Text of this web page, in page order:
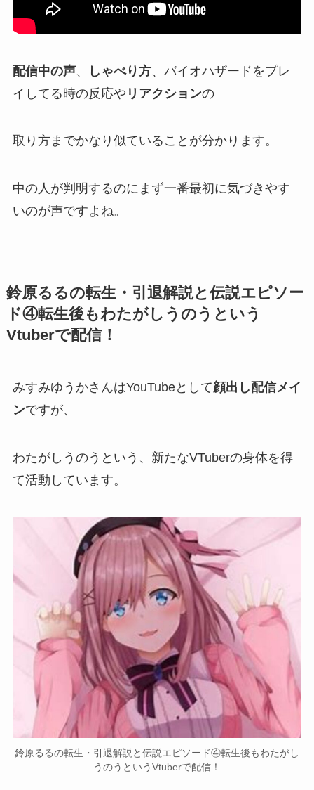
配信中の声、 しゃべり方、バイオハザードをプレ
イしてる時の反応や リアクションの
取り方までかなり似ていることが分かります。
中の人が判明するのにまず一番最初に気づきやす
いのが声ですよね。
鈴原るるの転生・引退解説と伝説エピソー
ド④転生後もわたがしうのうという
Vtuberで配信！
みすみゆうかさんはYouTubeとして顔出し配信メイ
ンですが、
わたがしうのうという、新たなVTuberの身体を得
て活動 しています。
鈴原るるの転生・引退解説と伝説エピソード④転生後もわたがし
うのうというVtuberで配信！